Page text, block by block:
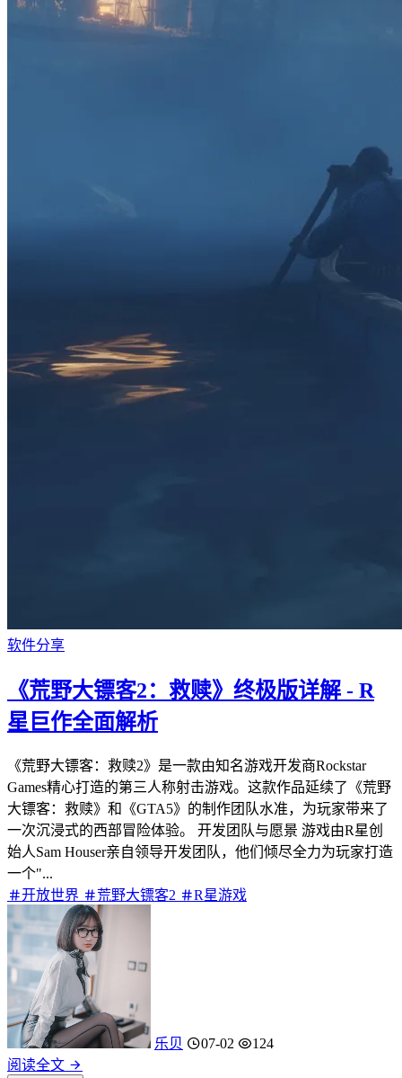
软件分享
《荒野大镖客2：救赎》终极版详解 - R
星巨作全面解析
《荒野大镖客：救赎2》是一款由知名游戏开发商Rockstar
Games精心打造的第三人称射击游戏。这款作品延续了《荒野
大镖客：救赎》和《GTA5》的制作团队水准，为玩家带来了
一次沉浸式的西部冒险体验。 开发团队与愿景 游戏由R星创
始人Sam Houser亲自领导开发团队，他们倾尽全力为玩家打造
一个"...
开放世界
荒野大镖客2 R星游戏
乐贝 07-02
124
阅读全文